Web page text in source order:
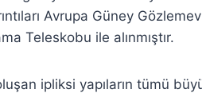
Avrupa Güney
Teleskobu ile alınmıştır.
ipliksi yapıların tümü